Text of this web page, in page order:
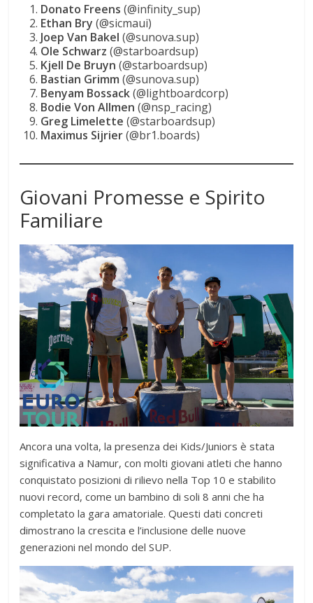
Donato Freens (@infinity_sup)
Ethan Bry (@sicmaui)
Joep Van Bakel (@sunova.sup)
Ole Schwarz (@starboardsup)
Kjell De Bruyn (@starboardsup)
Bastian Grimm (@sunova.sup)
Benyam Bossack(@lightboardcorp)
Bodie Von Allmen (@nsp_racing)
Greg Limelette (@starboardsup)
Maximus Sijrier(@br1.boards)
Giovani Promesse e Spirito
Familiare
Ancora una volta, la presenza dei Kids/Juniors è stata
significativa a Namur, con molti giovani atleti che hanno
conquistato posizioni di rilievo nella Top 10 e stabilito
nuovi record, come un bambino di soli 8 anni che ha
completato la gara amatoriale. Questi dati concreti
dimostrano la crescita e l’inclusione delle nuove
generazioni nel mondo del SUP.